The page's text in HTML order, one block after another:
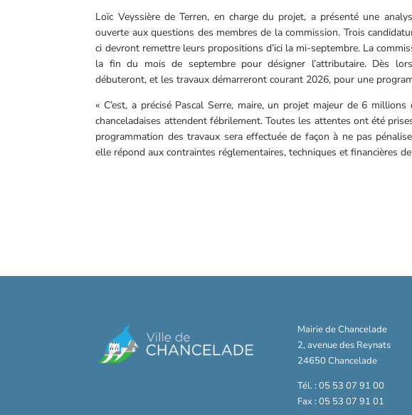
Loïc Veyssière de Terren, en charge du projet, a présenté une
ouverte aux questions des membres de la commission. Trois
ci devront remettre leurs propositions d’ici la mi-septembre. La
la fin du mois de septembre pour désigner l’attributaire. Dès
débuteront, et les travaux démarreront courant 2026, pour une
« C’est, a précisé Pascal Serre, maire, un projet majeur de 6 millions
chanceladaises attendent fébrilement. Toutes les attentes ont été
programmation des travaux sera effectuée de façon à ne pas
elle répond aux contraintes réglementaires, techniques et financières
Mairie de Chancelade
2, avenue des Reynats
24650 Chancelade
Tél. : 05 53 07 91 00
Fax : 05 53 07 91 01